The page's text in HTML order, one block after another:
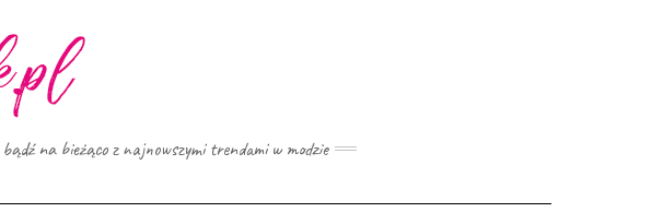
na bieżąco z najnowszymi trendami w modzie